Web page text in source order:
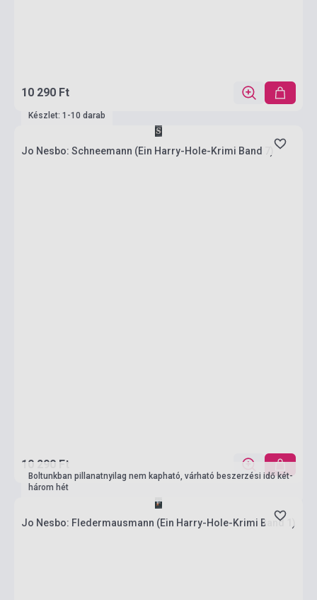
10 290 Ft
Készlet: 1-10 darab
Jo Nesbo: Schneemann (Ein Harry-Hole-Krimi Band 7)
10 290 Ft
Boltunkban pillanatnyilag nem kapható, várható beszerzési idő két-
három hét
Jo Nesbo: Fledermausmann (Ein Harry-Hole-Krimi Band 1)